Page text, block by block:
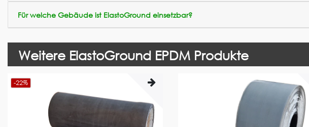
Für welche Gebäude ist ElastoGround einsetzbar?
Weitere ElastoGround EPDM Produkte
-22%